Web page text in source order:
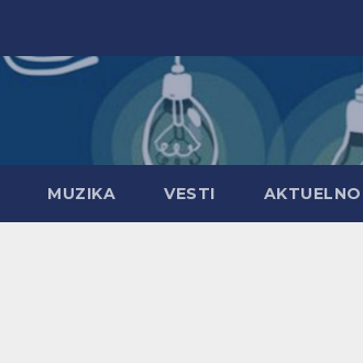
MUZIKA VESTI AKTUELNO